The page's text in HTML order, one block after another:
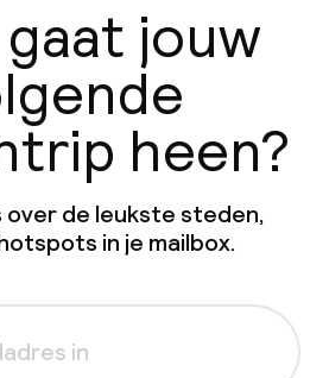
gaat jouw
heen?
de leukste steden,
in je mailbox.